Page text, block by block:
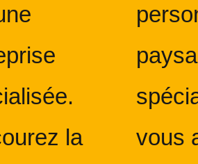
la
vous